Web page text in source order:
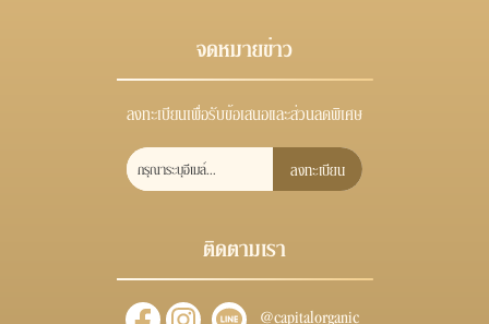
จดหมายข่าว
ลงทะเบียนเพื่อรับข้อเสนอและส่วนลดพิเศษ
ลงทะเบียน
ติดตามเรา
@capitalorganic